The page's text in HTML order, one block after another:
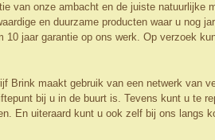
van onze ambacht en de juiste natuurlijke
en duurzame producten waar u nog
10 jaar garantie op ons werk. Op verzoek
Brink maakt gebruik van een netwerk van
bij u in de buurt is. Tevens kunt u te
En uiteraard kunt u ook zelf bij ons langs